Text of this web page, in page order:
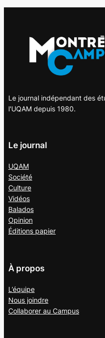
Le journal indépendant des
l'UQAM depuis 1980.
Le journal
UQAM
Société
Culture
Vidéos
Balados
Opinion
Éditions papier
À propos
L’équipe
Nous joindre
Collaborer au Campus